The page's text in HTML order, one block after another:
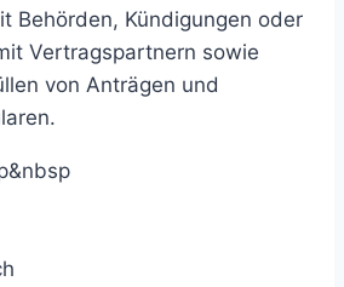
Behörden, Kündigungen oder
Vertragspartnern sowie
von Anträgen und